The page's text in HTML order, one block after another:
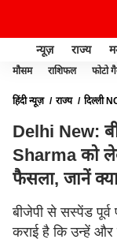
न्यूज़ राज्य
मौसम राशिफल फोटो
हिंदी न्यूज़ राज्य दिल्ली
Delhi New:
Sharma को
फैसला, जानें
बीजेपी से सस्पेंड पूर्व
कराई है कि उन्हें